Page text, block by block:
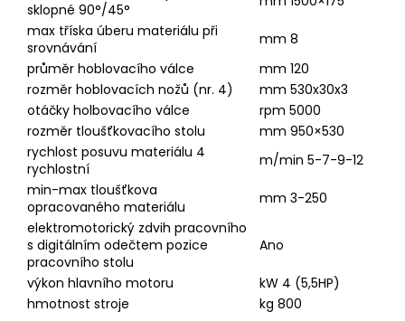
sklopné 90°/45°
max tříska úberu materiálu při
srovnávání
mm 8
průměr hoblovacího válce
mm 120
rozměr hoblovacích nožů (nr. 4)
mm 530x30x3
otáčky holbovacího válce
rpm 5000
rozměr tloušťkovacího stolu
mm 950×530
rychlost posuvu materiálu 4
rychlostní
m/min 5-7-9-12
min-max tloušťkova
opracovaného materiálu
mm 3-250
elektromotorický zdvih pracovního
s digitálním odečtem pozice
pracovního stolu
Ano
výkon hlavního motoru
kW 4 (5,5HP)
hmotnost stroje
kg 800